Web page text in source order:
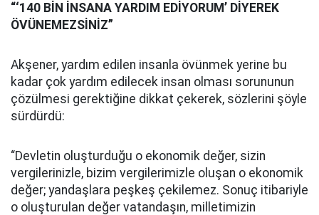
“‘140 BİN İNSANA YARDIM EDİYORUM’ DİYEREK
ÖVÜNEMEZSİNİZ”
Akşener, yardım edilen insanla övünmek yerine bu
kadar çok yardım edilecek insan olması sorununun
çözülmesi gerektiğine dikkat çekerek, sözlerini şöyle
sürdürdü:
“Devletin oluşturduğu o ekonomik değer, sizin
vergilerinizle, bizim vergilerimizle oluşan o ekonomik
değer; yandaşlara peşkeş çekilemez. Sonuç itibariyle
o oluşturulan değer vatandaşın, milletimizin